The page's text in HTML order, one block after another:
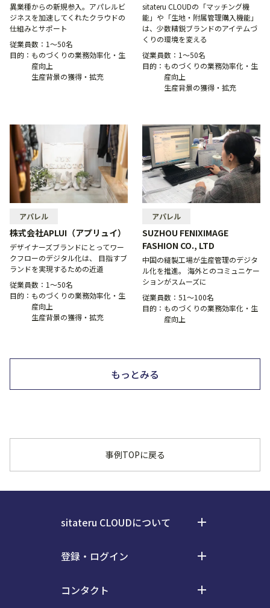
異業種からの新規参入。アパレルビ
ジネスを加速してくれたクラウドの
仕組みとサポート
従業員数： 1〜50名
目的： ものづくりの業務効率化・生
産向上
生産背景の獲得・拡充
sitateru CLOUDの「マッチング機
能」や「生地・附属管理購入機能」
は、少数精鋭ブランドのアイテムづ
くりの環境を変える
従業員数： 1〜50名
目的： ものづくりの業務効率化・生
産向上
生産背景の獲得・拡充
アパレル
株式会社APLUI（アプリュイ）
デザイナーズブランドにとってワー
クフローのデジタル化は、 目指すブ
ランドを実現するための近道
従業員数： 1〜50名
目的： ものづくりの業務効率化・生
産向上
生産背景の獲得・拡充
アパレル
SUZHOU FENIXIMAGE
FASHION CO., LTD
中国の縫製工場が生産管理のデジタ
ル化を推進。 海外とのコミュニケー
ションがスムーズに
従業員数： 51〜100名
目的： ものづくりの業務効率化・生
産向上
もっとみる
事例TOPに戻る
sitateru CLOUDについて add
事例
登録・ログイン add
会員登録
コンタクト add